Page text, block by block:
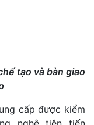
tạo và bàn giao
cấp được kiểm